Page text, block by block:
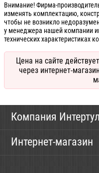
Внимание! Фирма-
изменять комплектацию,
чтобы не возникло
у менеджера нашей компании
технических характеристиках
Цена на сайте
через интернет-
Компания Интертул
Новости
Интернет-магазин